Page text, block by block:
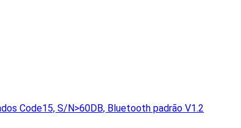
Code15, S/N>60DB, Bluetooth padrão V1.2